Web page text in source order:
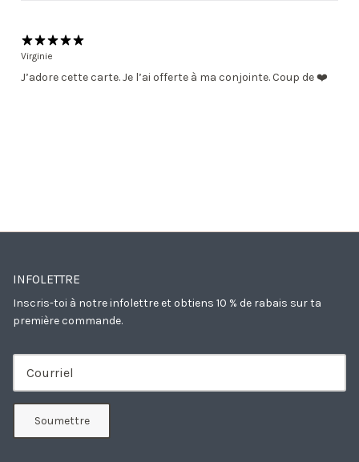
Virginie
J’adore cette carte. Je l’ai offerte à ma conjointe. Coup de ❤️
INFOLETTRE
Inscris-toi à notre infolettre et obtiens 10 % de rabais sur ta
première commande.
Soumettre